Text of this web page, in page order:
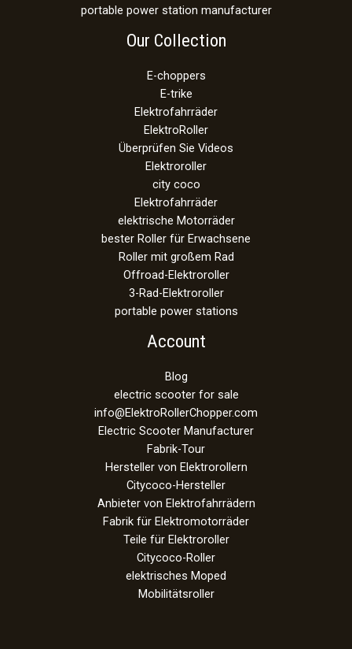
portable power station manufacturer
Our Collection
E-choppers
E-trike
Elektrofahrräder
ElektroRoller
Überprüfen Sie Videos
Elektroroller
city coco
Elektrofahrräder
elektrische Motorräder
bester Roller für Erwachsene
Roller mit großem Rad
Offroad-Elektroroller
3-Rad-Elektroroller
portable power stations
Account
Blog
electric scooter for sale
info@ElektroRollerChopper.com
Electric Scooter Manufacturer
Fabrik-Tour
Hersteller von Elektrorollern
Citycoco-Hersteller
Anbieter von Elektrofahrrädern
Fabrik für Elektromotorräder
Teile für Elektroroller
Citycoco-Roller
elektrisches Moped
Mobilitätsroller